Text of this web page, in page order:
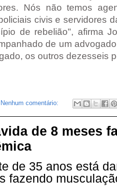
Nós não temos
civis e servidores
de rebelião", afirma
de um
os outros dezesseis
Nenhum comentário:
de 8 meses
de 35 anos está
fazendo